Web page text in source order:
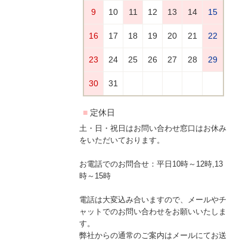
土・日・祝日はお問い合わせ窓口はお休み
をいただいております。
お電話でのお問合せ：平日10時～12時,13
時～15時
電話は大変込み合いますので、メールやチ
ャットでのお問い合わせをお願いいたしま
す。
弊社からの通常のご案内はメールにてお送